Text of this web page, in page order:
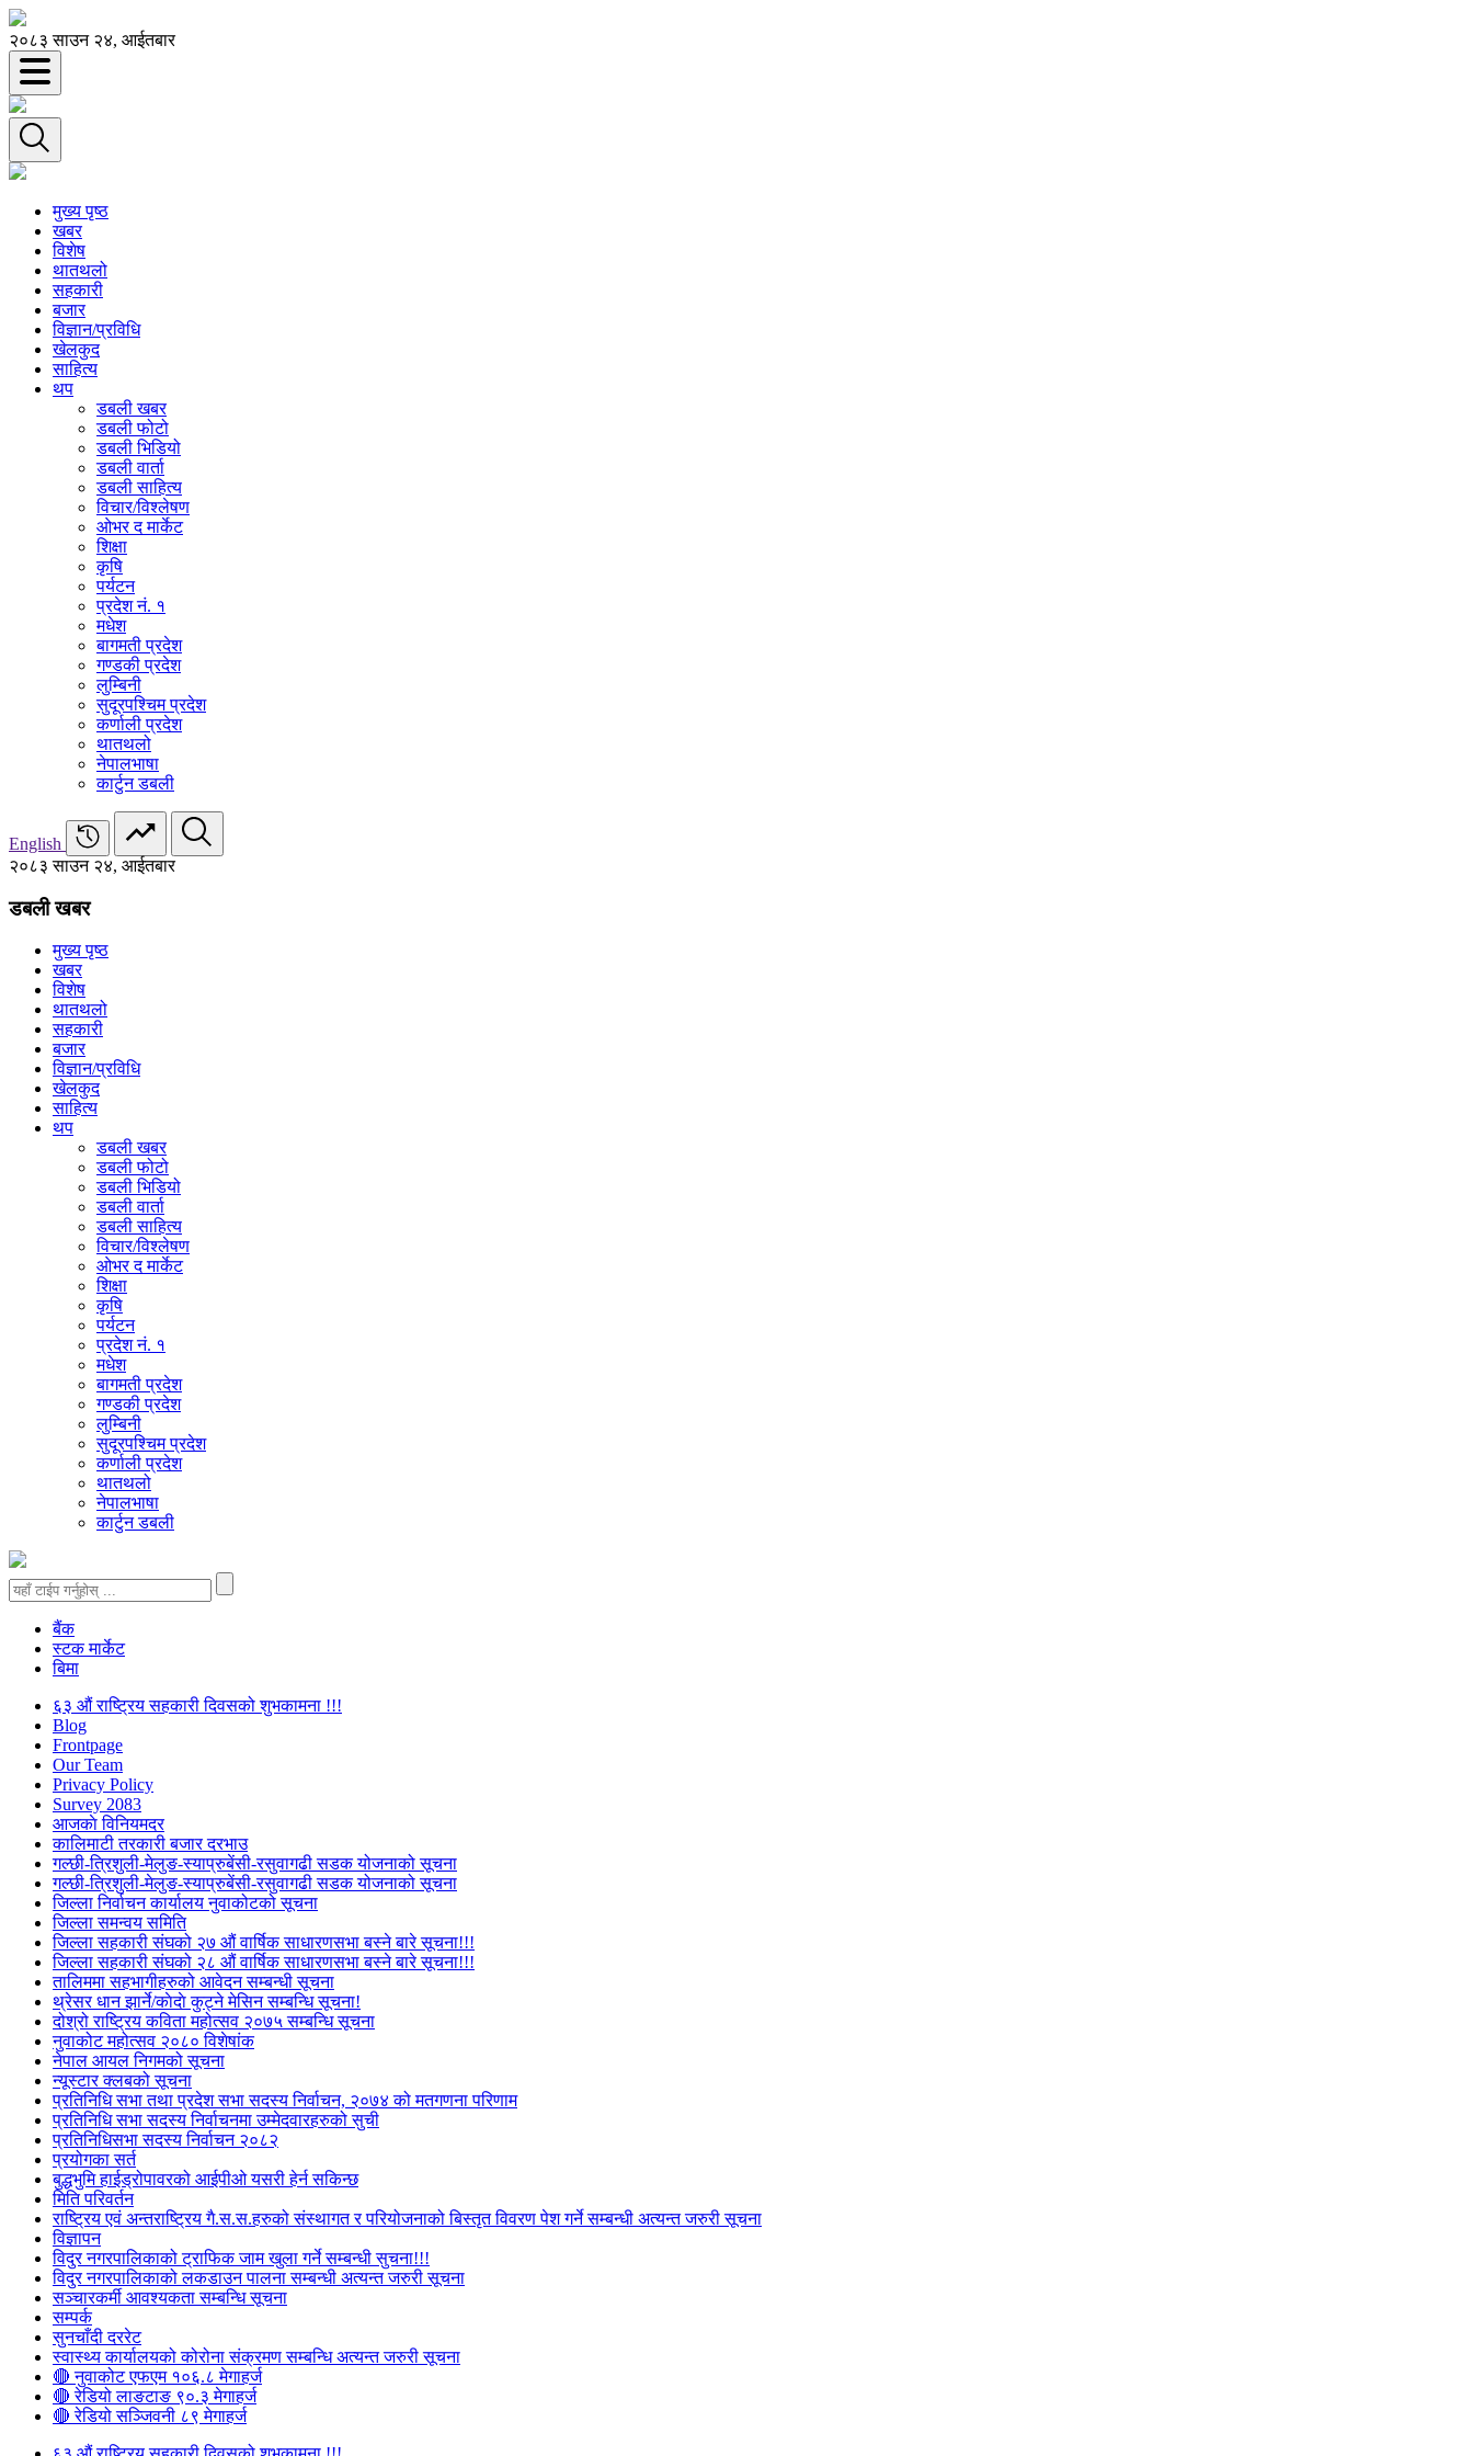
२०८३ साउन २४, आईतबार
मुख्य पृष्ठ
खबर
विशेष
थातथलो
सहकारी
बजार
विज्ञान/प्रविधि
खेलकुद
साहित्य
थप
डबली खबर
डबली फोटो
डबली भिडियो
डबली वार्ता
डबली साहित्य
विचार/विश्‍लेषण
ओभर द मार्केट
शिक्षा
कृषि
पर्यटन
प्रदेश नं. १
मधेश
बागमती प्रदेश
गण्डकी प्रदेश
लुम्बिनी
सुदूरपश्चिम प्रदेश
कर्णाली प्रदेश
थातथलो
नेपालभाषा
कार्टुन डबली
English
२०८३ साउन २४, आईतबार
डबली खबर
मुख्य पृष्ठ
खबर
विशेष
थातथलो
सहकारी
बजार
विज्ञान/प्रविधि
खेलकुद
साहित्य
थप
डबली खबर
डबली फोटो
डबली भिडियो
डबली वार्ता
डबली साहित्य
विचार/विश्‍लेषण
ओभर द मार्केट
शिक्षा
कृषि
पर्यटन
प्रदेश नं. १
मधेश
बागमती प्रदेश
गण्डकी प्रदेश
लुम्बिनी
सुदूरपश्चिम प्रदेश
कर्णाली प्रदेश
थातथलो
नेपालभाषा
कार्टुन डबली
बैंक
स्टक मार्केट
बिमा
६३ औं राष्ट्रिय सहकारी दिवसको शुभकामना !!!
Blog
Frontpage
Our Team
Privacy Policy
Survey 2083
आजकाे विनियमदर
कालिमाटी तरकारी बजार दरभाउ
गल्छी-त्रिशुली-मेलुङ-स्याप्रुबेंसी-रसुवागढी सडक योजनाको सूचना
गल्छी-त्रिशुली-मेलुङ-स्याप्रुबेंसी-रसुवागढी सडक योजनाको सूचना
जिल्ला निर्वाचन कार्यालय नुवाकोटको सूचना
जिल्ला समन्वय समिति
जिल्ला सहकारी संघको २७ औं वार्षिक साधारणसभा बस्ने बारे सूचना!!!
जिल्ला सहकारी संघको २८ औं वार्षिक साधारणसभा बस्ने बारे सूचना!!!
तालिममा सहभागीहरुको आवेदन सम्बन्धी सूचना
थ्रेसर धान झार्ने/काेदाे कुट्ने मेसिन सम्बन्धि सूचना!
दोश्रो राष्ट्रिय कविता महोत्सव २०७५ सम्बन्धि सूचना
नुवाकोट महोत्सव २०८० विशेषांक
नेपाल आयल निगमको सूचना
न्यूस्टार क्लबको सूचना
प्रतिनिधि सभा तथा प्रदेश सभा सदस्य निर्वाचन, २०७४ को मतगणना परिणाम
प्रतिनिधि सभा सदस्य निर्वाचनमा उम्मेदवारहरुको सुची
प्रतिनिधिसभा सदस्य निर्वाचन २०८२
प्रयोगका सर्त
बुद्धभुमि हाईड्रोपावरको आईपीओ यसरी हेर्न सकिन्छ
मिति परिवर्तन
राष्ट्रिय एवं अन्तराष्ट्रिय गै.स.स.हरुको संस्थागत र परियोजनाको बिस्तृत विवरण पेश गर्ने सम्बन्धी अत्यन्त जरुरी सूचना
विज्ञापन
विदुर नगरपालिकाको ट्राफिक जाम खुला गर्ने सम्बन्धी सुचना!!!
विदुर नगरपालिकाको लकडाउन पालना सम्बन्धी अत्यन्त जरुरी सूचना
सञ्चारकर्मी आवश्यकता सम्बन्धि सूचना
सम्पर्क
सुनचाँदी दररेट
स्वास्थ्य कार्यालयको कोरोना संक्रमण सम्बन्धि अत्यन्त जरुरी सूचना
🔴 नुवाकोट एफएम १०६.८ मेगाहर्ज
🔴 रेडियो लाङटाङ ९०.३ मेगाहर्ज
🔴 रेडियो सञ्जिवनी ८९ मेगाहर्ज